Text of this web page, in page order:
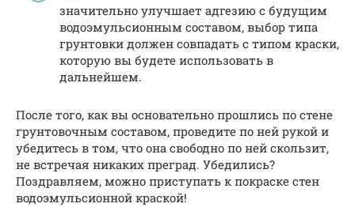
значительно улучшает адгезию с будущим
водоэмульсионным составом, выбор типа
грунтовки должен совпадать с типом краски,
которую вы будете использовать в
дальнейшем.
После того, как вы основательно прошлись по стене
грунтовочным составом, проведите по ней рукой и
убедитесь в том, что она свободно по ней скользит,
не встречая никаких преград. Убедились?
Поздравляем, можно приступать к покраске стен
водоэмульсионной краской!